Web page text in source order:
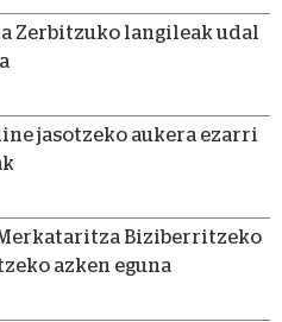
Zerbitzuko langileak udal
jasotzeko aukera ezarri
Biziberritzeko
azken eguna